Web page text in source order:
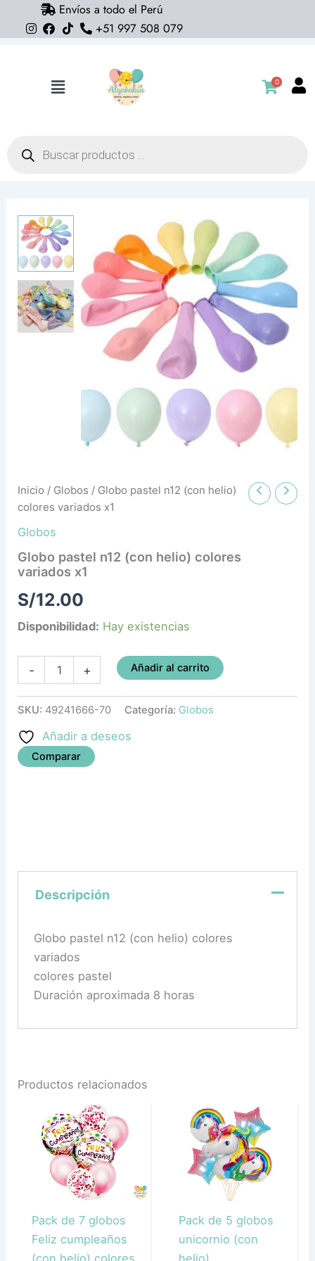
Envíos a todo el Perú
+51 997 508 079
Flyout
0
productos
Inicio / Globos / Globo pastel n12 (con helio)
colores variados x1
Globos
Globo pastel n12 (con helio) colores
variados x1
S/12.00
Disponibilidad: Hay existencias
-
Globo
pastel
n12
(con
helio)
colores
variados
x1
cantidad
+ Añadir al carrito
SKU: 49241666-70 Categoría: Globos
Añadir a deseos
Comparar
Descripción
Globo pastel n12 (con helio) colores
variados
colores pastel
Duración aproximada 8 horas
Productos relacionados
Pack de 7 globos
Feliz cumpleaños
(con helio) colores
Pack de 5 globos
unicornio (con
helio)